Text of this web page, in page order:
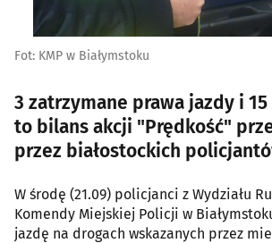
Fot: KMP w Białymstoku
3 zatrzymane prawa jazdy i
to bilans akcji "Prędkość"
przez białostockich
W środę (21.09) policjanci z Wydziału
Komendy Miejskiej Policji w
jazdę na drogach wskazanych przez